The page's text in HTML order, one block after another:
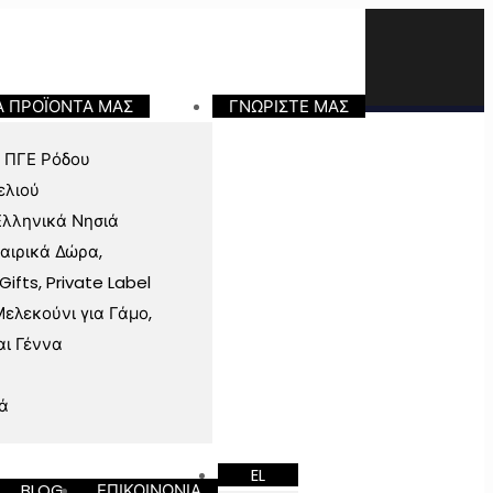
ΠΡΟΪΟΝΤΑ ΜΑΣ
ΠΓΕ Ρόδου
Νησιά
Δώρα,
Private Label
για Γάμο,
Γέννα
ΓΝΩΡΙΣΤΕ ΜΑΣ
EL